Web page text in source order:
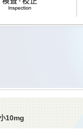
10mg